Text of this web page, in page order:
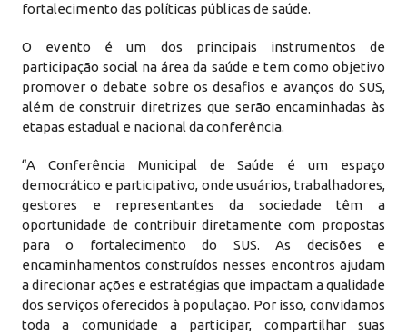
fortalecimento das políticas públicas de saúde.
O evento é um dos principais instrumentos de
participação social na área da saúde e tem como objetivo
promover o debate sobre os desafios e avanços do SUS,
além de construir diretrizes que serão encaminhadas às
etapas estadual e nacional da conferência.
“A Conferência Municipal de Saúde é um espaço
democrático e participativo, onde usuários, trabalhadores,
gestores e representantes da sociedade têm a
oportunidade de contribuir diretamente com propostas
para o fortalecimento do SUS. As decisões e
encaminhamentos construídos nesses encontros ajudam
a direcionar ações e estratégias que impactam a qualidade
dos serviços oferecidos à população. Por isso, convidamos
toda a comunidade a participar, compartilhar suas